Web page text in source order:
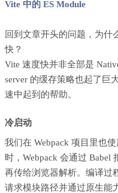
Vite 中的 ES Module
回到文章开头的问题，为什
快？
Vite 速度快并非全部是
server 的缓存策略也起了巨
速中起到的帮助。
冷启动
我们在 Webpack 项目里也
时，Webpack 会通过 Babel
再传给浏览器解析。编译过
请求模块路径并通过原生能